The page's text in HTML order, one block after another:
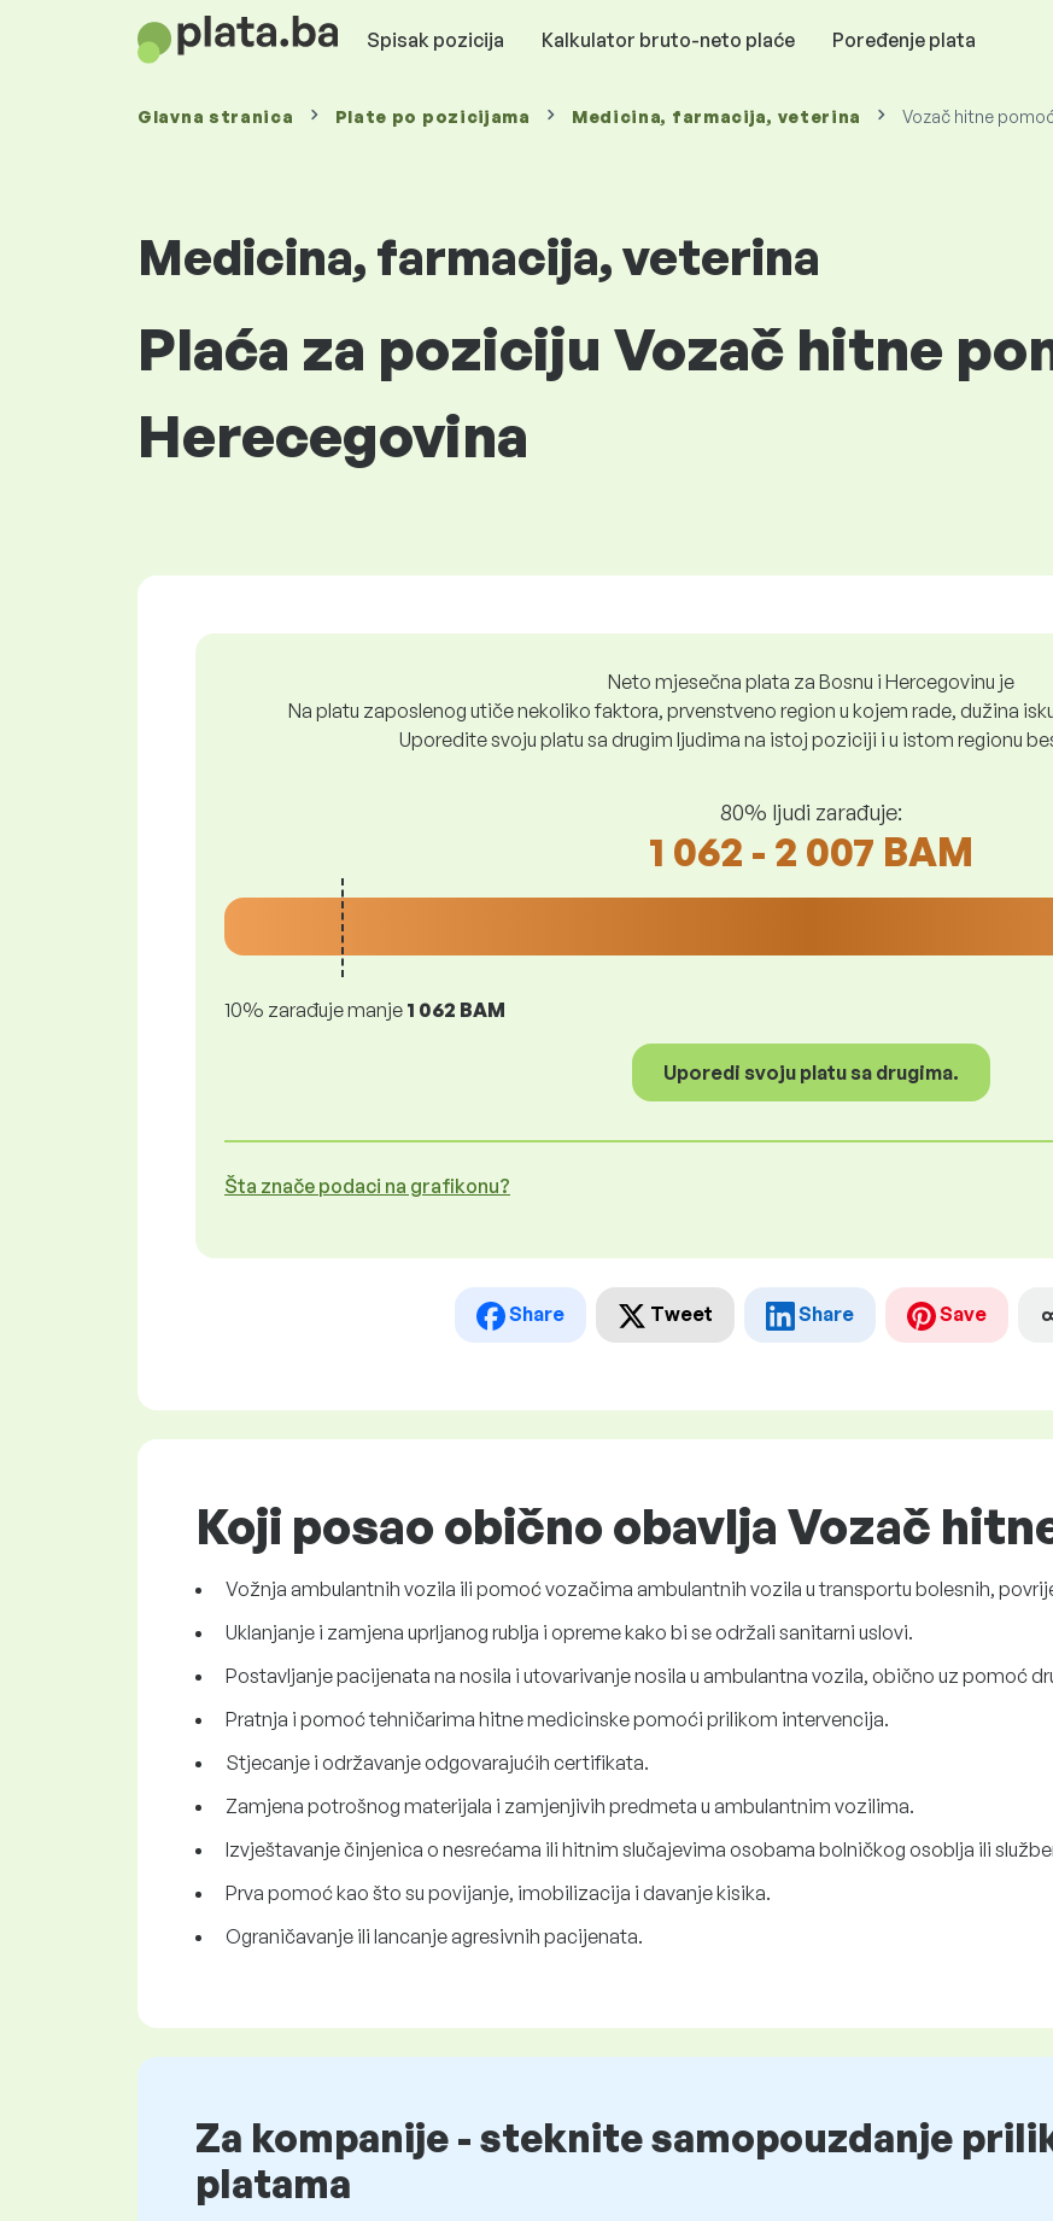
Spisak pozicija Kalkulator bruto-neto plaće Poređenje plata
Glavna stranica Plate po pozicijama Medicina, farmacija, veterina Vozač hitne
Medicina, farmacija, veterina
Plaća za poziciju Vozač hitne
Herecegovina
Neto mjesečna plata za Bosnu i Hercegovinu je
Na platu zaposlenog utiče nekoliko faktora, prvenstveno region u kojem rade, dužina
Uporedite svoju platu sa drugim ljudima na istoj poziciji i u istom regionu
80% ljudi zarađuje:
1 062 - 2 007 BAM
10% zarađuje manje 1 062 BAM
Uporedi svoju platu sa drugima.
Šta znače podaci na grafikonu?
Share Tweet Share Save
Koji posao obično obavlja Vozač
Vožnja ambulantnih vozila ili pomoć vozačima ambulantnih vozila u transportu bolesnih,
Uklanjanje i zamjena uprljanog rublja i opreme kako bi se održali sanitarni uslovi.
Postavljanje pacijenata na nosila i utovarivanje nosila u ambulantna vozila, obično uz pomoć
Pratnja i pomoć tehničarima hitne medicinske pomoći prilikom intervencija.
Stjecanje i održavanje odgovarajućih certifikata.
Zamjena potrošnog materijala i zamjenjivih predmeta u ambulantnim vozilima.
Izvještavanje činjenica o nesrećama ili hitnim slučajevima osobama bolničkog osoblja ili
Prva pomoć kao što su povijanje, imobilizacija i davanje kisika.
Ograničavanje ili lancanje agresivnih pacijenata.
Za kompanije - steknite samopouzdanje
platama